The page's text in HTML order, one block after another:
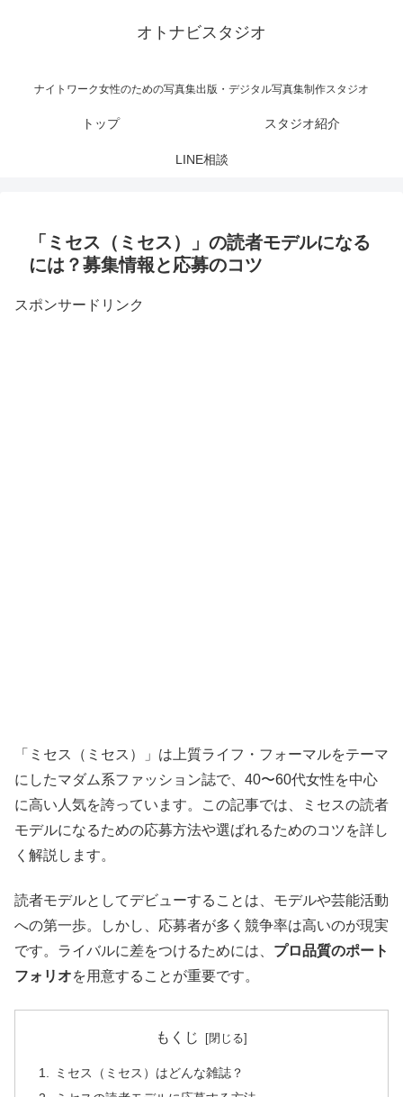
オトナビスタジオ
ナイトワーク女性のための写真集出版・デジタル写真集制作スタジオ
トップ スタジオ紹介
LINE相談
「ミセス（ミセス）」の読者モデルになる
には？募集情報と応募のコツ
スポンサードリンク
「ミセス（ミセス）」は上質ライフ・フォーマルをテーマ
にしたマダム系ファッション誌で、40〜60代女性を中心
に高い人気を誇っています。この記事では、ミセスの読者
モデルになるための応募方法や選ばれるためのコツを詳し
く解説します。
読者モデルとしてデビューすることは、モデルや芸能活動
への第一歩。しかし、応募者が多く競争率は高いのが現実
です。ライバルに差をつけるためには、 プロ品質のポート
フォリオを用意することが重要です。
もくじ
ミセス（ミセス）はどんな雑誌？